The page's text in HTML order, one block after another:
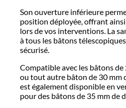
Son ouverture inférieure
position déployée, offrant
lors de vos interventions. La
à tous les bâtons
sécurisé.
Compatible avec les bâtons de
ou tout autre bâton de 30 mm
est également disponible en
pour des bâtons de 35 mm de